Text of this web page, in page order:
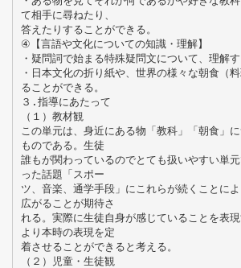
て相手に尋ねたり、
答えたりすることができる。
④【言語や文化についての知識・理解】
・疑問詞で始まる特殊疑問文について、理解す
・日本文化の折り紙や、世界の様々な朝食（
ることができる。
３.指導にあたって
（１）教材観
この単元は、身近にある物「教科」「朝食」
ものである。生徒
誰もが関わっているのでとても扱いやすい単
った話題「スポー
ツ、音楽、通学手段」にこれらが続くことに
広がることが期待さ
れる。実際に生徒自身が感じていることを表現
より本時の表現を定
着させることができると考える。
（２）児童・生徒観